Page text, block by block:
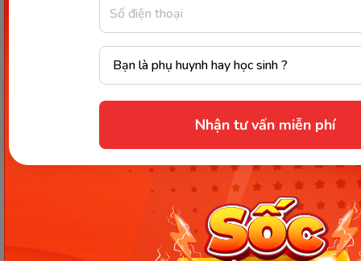
Nhận tư vấn miễn phí
Sự khác giữa hai dòng điện 1 pha và 3 pha. (Ảnh: Monkey)
Các em có thể dễ dàng phân biệt sự khác nhau giữa
dòng điện 1 pha và 3 pha thông qua hai tính chất
sau:
Tại Việt Nam hiệu điện thế của dòng điện 1 pha